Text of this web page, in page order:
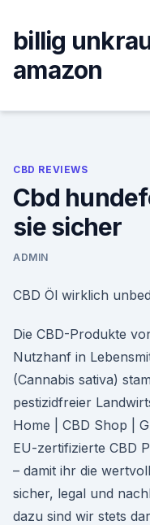
content
billig
amazon
CBD REVIEWS
Cbd
sie sicher
ADMIN
CBD Öl wirklich
Die CBD-Produkte
Nutzhanf in
(Cannabis sativa)
pestizidfreier
Home | CBD Shop |
EU-zertifizierte CBD
– damit ihr die
sicher, legal und
dazu sind wir stets